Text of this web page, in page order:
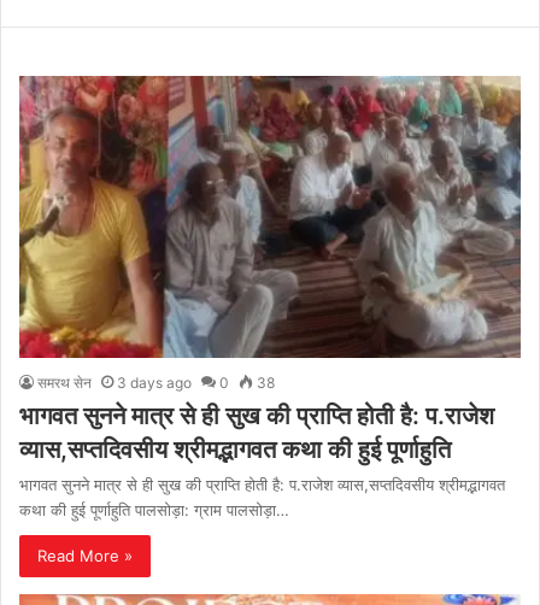
समरथ सेन 3 days ago 0 38
भागवत सुनने मात्र से ही सुख की प्राप्ति होती है: प.राजेश
व्यास,सप्तदिवसीय श्रीमद्भागवत कथा की हुई पूर्णाहुति
भागवत सुनने मात्र से ही सुख की प्राप्ति होती है: प.राजेश व्यास,सप्तदिवसीय श्रीमद्भागवत
कथा की हुई पूर्णाहुति पालसोड़ा: ग्राम पालसोड़ा…
Read More »